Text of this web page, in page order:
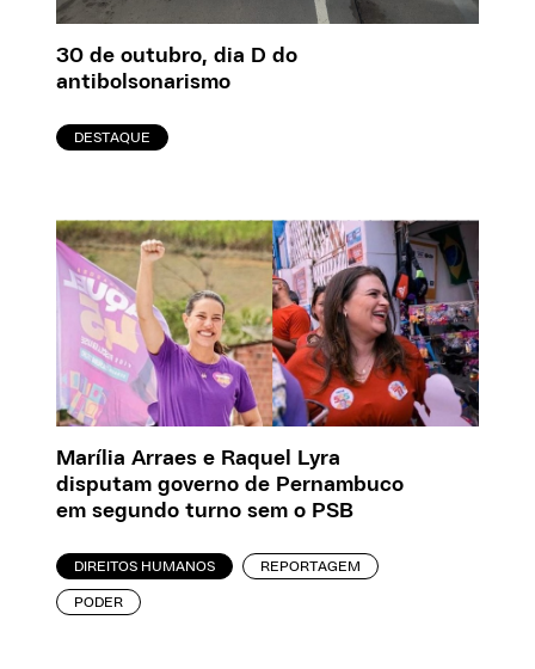
30 de outubro, dia D do
antibolsonarismo
DESTAQUE
Marília Arraes e Raquel Lyra
disputam governo de Pernambuco
em segundo turno sem o PSB
DIREITOS HUMANOS REPORTAGEM
PODER